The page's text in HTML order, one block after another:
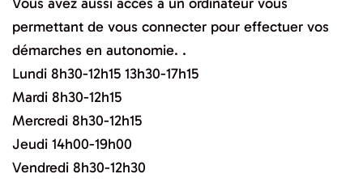
permettant de vous connecter pour effectuer vos
démarches en autonomie. .
Lundi 8h30-12h15 13h30-17h15
Mardi 8h30-12h15
Mercredi 8h30-12h15
Jeudi 14h00-19h00
Vendredi 8h30-12h30